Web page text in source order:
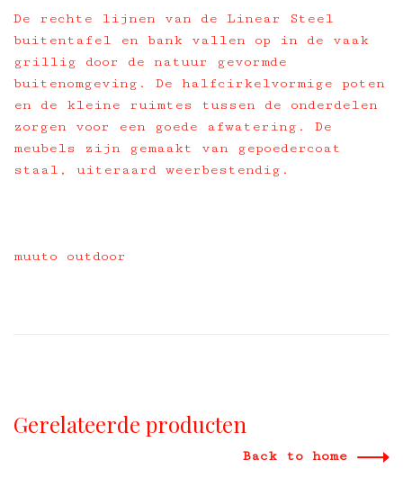
De rechte lijnen van de Linear Steel
buitentafel en bank vallen op in de vaak
grillig door de natuur gevormde
buitenomgeving. De halfcirkelvormige poten
en de kleine ruimtes tussen de onderdelen
zorgen voor een goede afwatering. De
meubels zijn gemaakt van gepoedercoat
staal, uiteraard weerbestendig.
muuto outdoor
Gerelateerde producten
Back to home